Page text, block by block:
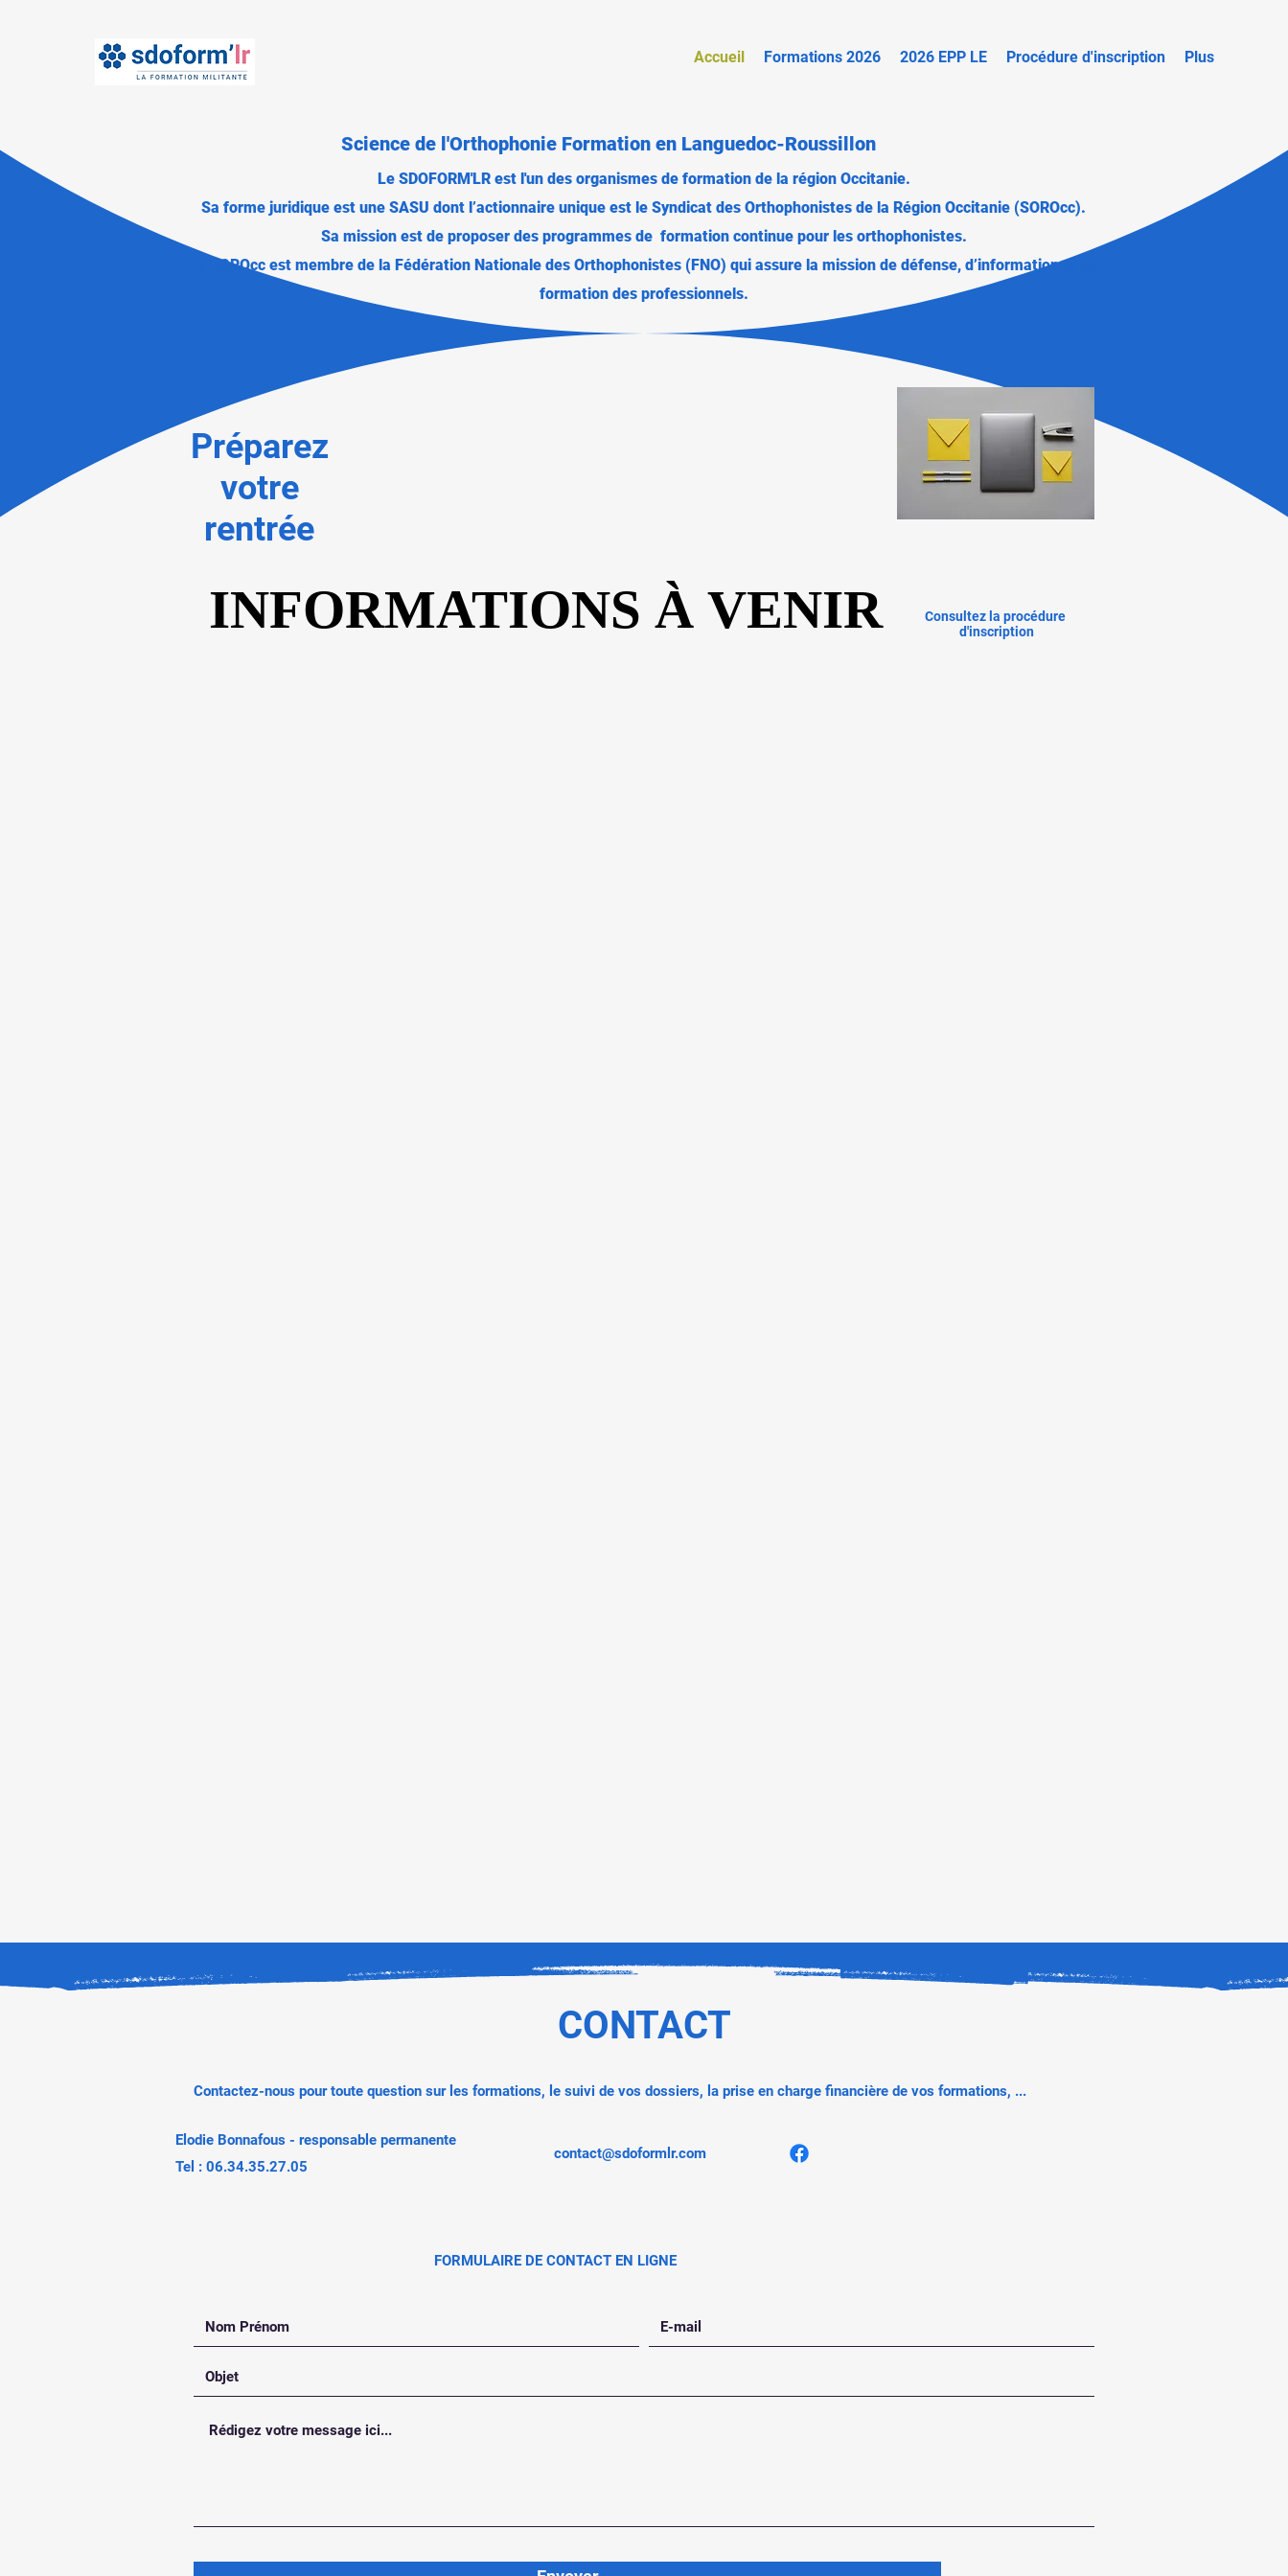
Accueil Formations 2026 2026 EPP LE Procédure d'inscription Plus
Science de l'Orthophonie Formation en Languedoc-Roussillon
Le SDOFORM'LR est l'un des organismes de formation de la région Occitanie.
Sa forme juridique est une SASU dont l’actionnaire unique est le Syndicat des Orthophonistes de la Région Occitanie (SOROcc).
Sa mission est de proposer des programmes de formation continue pour les orthophonistes.
Le SOROcc est membre de la Fédération Nationale des Orthophonistes (FNO) qui assure la mission de défense, d’information et de
formation des professionnels.
Préparez
votre
rentrée
INFORMATIONS À VENIR
INFORMATIONS À VENIR
Consultez la procédure
d'inscription
CONTACT
Contactez-nous pour toute question sur les formations, le suivi de vos dossiers, la prise en charge financière de vos formations, ...
Elodie Bonnafous - responsable permanente
Tel : 06.34.35.27.05
contact@sdoformlr.com
FORMULAIRE DE CONTACT EN LIGNE